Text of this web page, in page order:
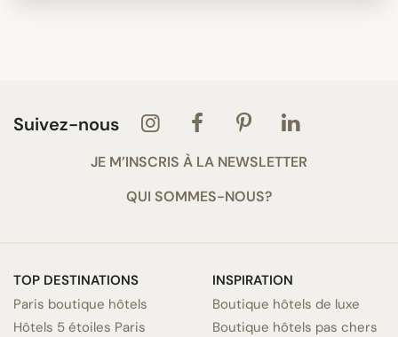
Suivez-nous
JE M’INSCRIS À LA NEWSLETTER
QUI SOMMES-NOUS?
TOP DESTINATIONS
Paris boutique hôtels
Hôtels 5 étoiles Paris
INSPIRATION
Boutique hôtels de luxe
Boutique hôtels pas chers